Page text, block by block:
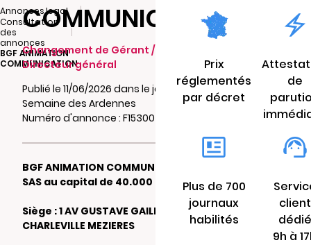
Annonces.legal
|
Consultation
des
annonces
|
BGF ANIMATION
COMMUNICATION
COMMUNICATION
Changement de Gérant / Président /
Directeur général
Publié le 11/06/2026 dans le journal La
Semaine des Ardennes
Numéro d'annonce : F15300405oj90
BGF ANIMATION COMMUNICATION
SAS au capital de 40.000 €
Siège : 1 AV GUSTAVE GAILLY 08000
CHARLEVILLE MEZIERES
Prix
réglementés
par décret
de
Plus de 700
journaux
habilités
client
dédié
9h à